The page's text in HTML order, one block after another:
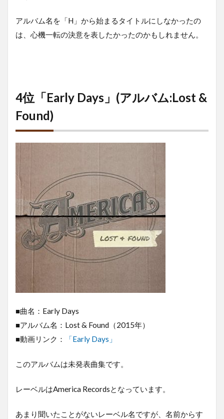
アルバム名を「H」から始まるタイトルにしなかったの
は、心機一転の決意を表したかったのかもしれません。
4位「Early Days」(アルバム:Lost &
Found)
■曲名：Early Days
■アルバム名：Lost & Found（2015年）
■動画リンク：
「Early Days」
このアルバムは未発表曲集です。
レーベルはAmerica Recordsとなっています。
あまり聞いたことがないレーベル名ですが、名前からす